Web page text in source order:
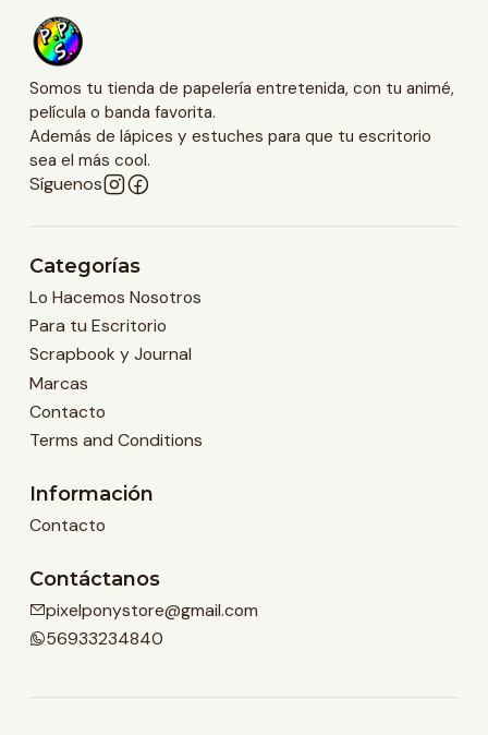
Somos tu tienda de papelería entretenida, con tu animé,
película o banda favorita.
Además de lápices y estuches para que tu escritorio
sea el más cool.
Síguenos
Categorías
Lo Hacemos Nosotros
Para tu Escritorio
Scrapbook y Journal
Marcas
Contacto
Terms and Conditions
Información
Contacto
Contáctanos
pixelponystore@gmail.com
56933234840